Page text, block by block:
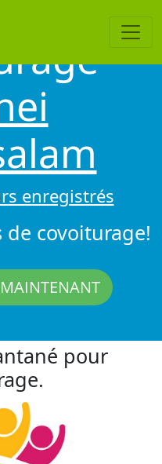
enregistrés
covoiturage!
pour